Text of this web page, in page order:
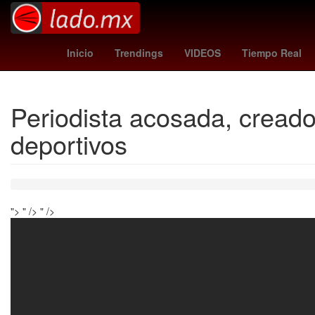
Inicio Trendings VIDEOS Tiempo Real
Gobierno Argentina
Periodista acosada,
deportivos
"> " /> " />